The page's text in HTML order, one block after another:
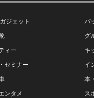
ジェット バ
グ
ィー キ
セミナー イ
本
ンタメ ス